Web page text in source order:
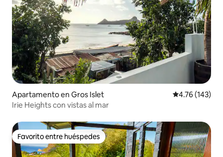
Apartamento en Gros Islet Calificación
4.76 (143)
Irie Heights con vistas al mar
Favorito entre huéspedes
Favorito entre huéspedes